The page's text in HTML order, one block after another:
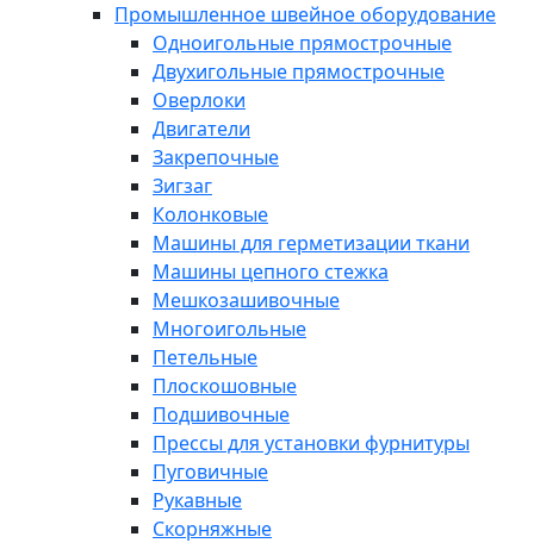
Промышленное швейное оборудование
Одноигольные прямострочные
Двухигольные прямострочные
Оверлоки
Двигатели
Закрепочные
Зигзаг
Колонковые
Машины для герметизации ткани
Машины цепного стежка
Мешкозашивочные
Многоигольные
Петельные
Плоскошовные
Подшивочные
Прессы для установки фурнитуры
Пуговичные
Рукавные
Скорняжные